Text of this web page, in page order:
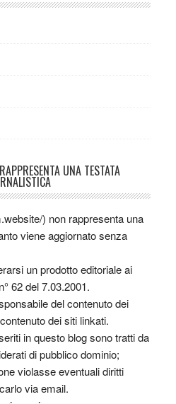
UNA TESTATA
) non rappresenta una
viene aggiornato senza
un prodotto editoriale ai
62 del 7.03.2001.
del contenuto dei
dei siti linkati.
in questo blog sono tratti da
di pubblico dominio;
violasse eventuali diritti
via email.